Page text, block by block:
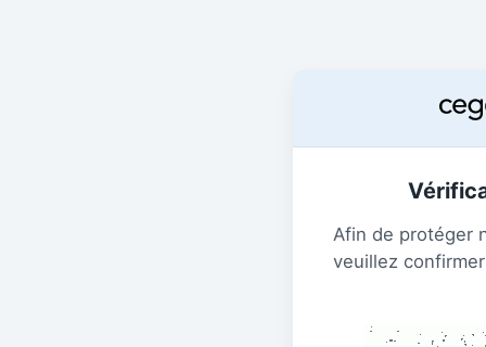
Afin de protéger
veuillez